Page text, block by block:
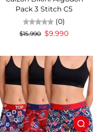
Pack 3 Stitch C5
(0)
$15.990 $9.990